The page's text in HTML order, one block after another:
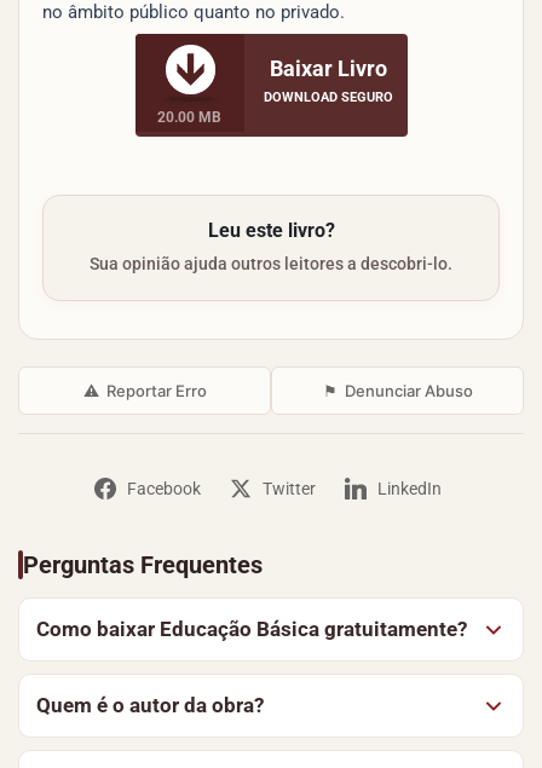
no âmbito público quanto no privado.
20.00 MB
Baixar Livro
DOWNLOAD SEGURO
Leu este livro?
Sua opinião ajuda outros leitores a descobri-lo.
⚠ Reportar Erro ⚑ Denunciar Abuso
Facebook Twitter LinkedIn
Perguntas Frequentes
Como baixar Educação Básica gratuitamente?
Para baixar Educação Básica, de CET, clique no botão
“Baixar Livro” nesta página, o download começa sem
custo algum. Você também pode optar por ler o
Quem é o autor da obra?
Educação Básica é de autoria de CET. No Baixe Livros